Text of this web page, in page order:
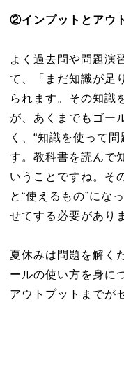
②インプットとアウ
よく過去問や問題演
て、「まだ知識が足
られます。その知識
が、あくまでもゴー
く、“知識を使って
す。教科書を読んで
いうことですね。そ
と“使えるもの”にな
せてする必要があり
夏休みは問題を解く
ールの使い方を身に
アウトプットまでが